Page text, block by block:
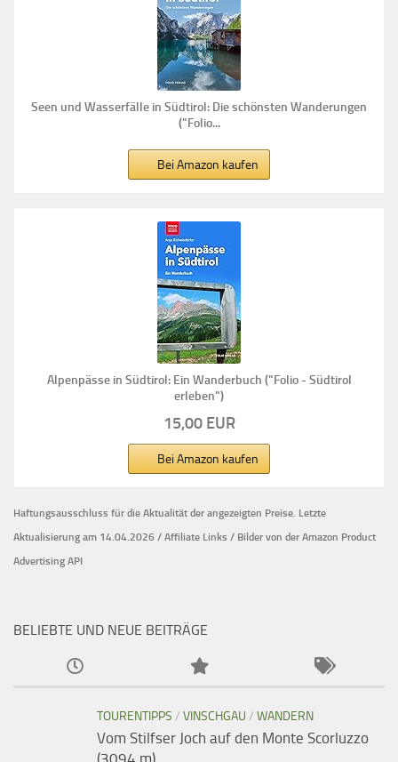
Seen und Wasserfälle in Südtirol: Die schönsten Wanderungen
("Folio...
Bei Amazon kaufen
Alpenpässe in Südtirol: Ein Wanderbuch ("Folio - Südtirol
erleben")
15,00 EUR
Bei Amazon kaufen
Haftungsausschluss für die Aktualität der angezeigten Preise. Letzte
Aktualisierung am 14.04.2026 / Affiliate Links / Bilder von der Amazon Product
Advertising API
BELIEBTE UND NEUE BEITRÄGE
TOURENTIPPS / VINSCHGAU / WANDERN
Vom Stilfser Joch auf den Monte Scorluzzo